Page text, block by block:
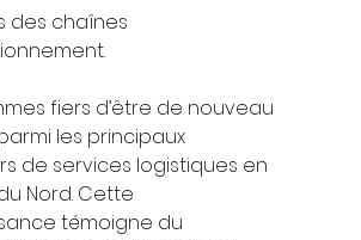
des chaînes
fiers d’être de nouveau
les principaux
de services logistiques en
Nord. Cette
témoigne du